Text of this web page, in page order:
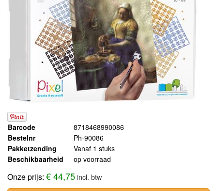
Barcode
8718468990086
Bestelnr
Ph-90086
Pakketzending
Vanaf 1 stuks
Beschikbaarheid
op voorraad
Onze prijs: € 44,75incl. btw